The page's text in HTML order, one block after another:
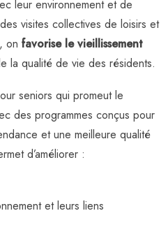
leur environnement et de
visites collectives de loisirs et
on favorise le vieillissement
la qualité de vie des résidents.
seniors qui promeut le
des programmes conçus pour
et une meilleure qualité
d’améliorer :
et leurs liens